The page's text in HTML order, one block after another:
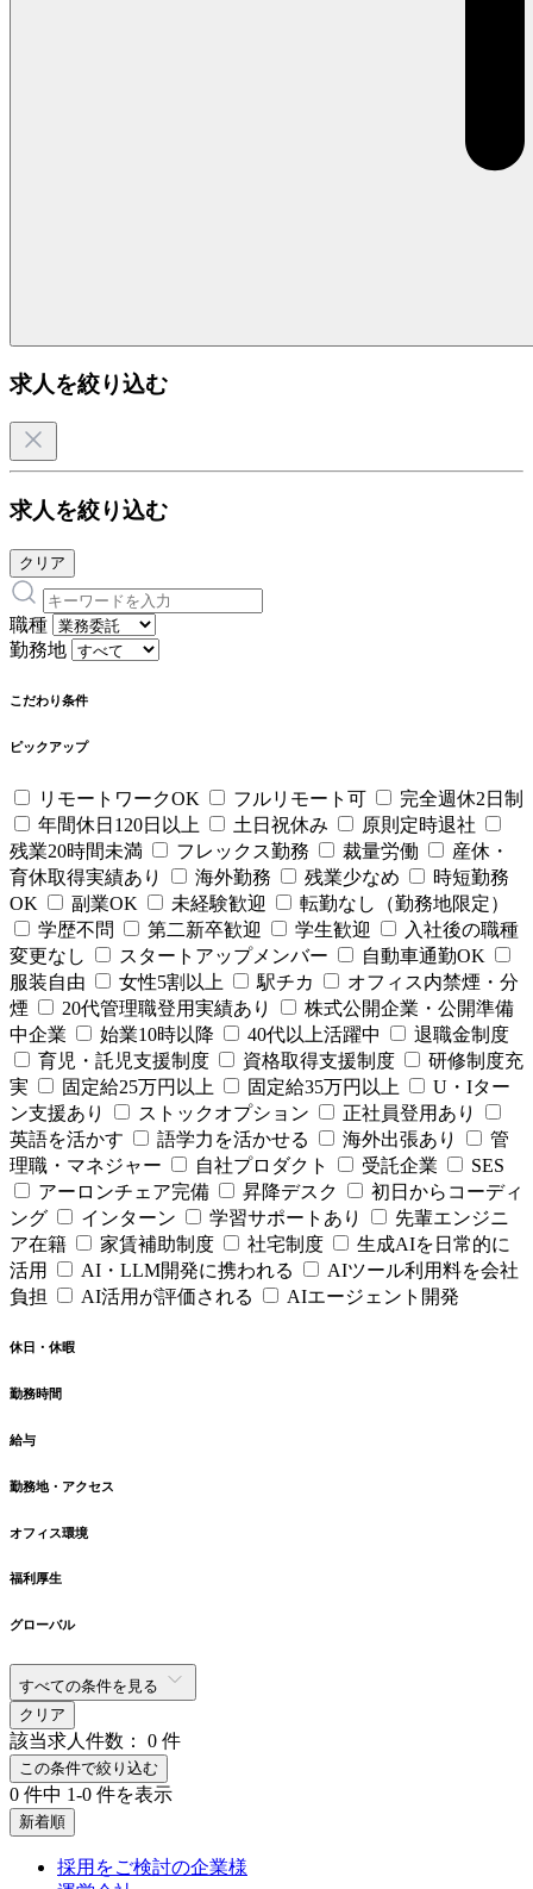
求人を絞り込む
求人を絞り込む
クリア
職種
勤務地
こだわり条件
ピックアップ
リモートワークOK フルリモート可
完全週休2日制
年間休日120日以上
土日祝休み
原則定時退社
残業20時間未満
フレックス勤務 裁量労働
産休・
育休取得実績あり
海外勤務 残業少なめ
時短勤務
OK
副業OK 未経験歓迎
転勤なし（勤務地限定）
学歴不問
第二新卒歓迎 学生歓迎
入社後の職種
変更なし
スタートアップメンバー
自動車通勤OK
服装自由
女性5割以上 駅チカ
オフィス内禁煙・分
煙
20代管理職登用実績あり
株式公開企業・公開準備
中企業
始業10時以降 40代以上活躍中
退職金制度
育児・託児支援制度
資格取得支援制度
研修制度充
実
固定給25万円以上 固定給35万円以上
U・Iター
ン支援あり
ストックオプション
正社員登用あり
英語を活かす
語学力を活かせる 海外出張あり
管
理職・マネジャー
自社プロダクト 受託企業
SES
アーロンチェア完備
昇降デスク
初日からコーディ
ング
インターン 学習サポートあり
先輩エンジニ
ア在籍
家賃補助制度 社宅制度
生成AIを日常的に
活用
AI・LLM開発に携われる
AIツール利用料を会社
負担
AI活用が評価される AIエージェント開発
休日・休暇
勤務時間
給与
勤務地・アクセス
オフィス環境
福利厚生
グローバル
すべての条件を見る
クリア
該当求人件数： 0 件
この条件で絞り込む
0 件中 1-0 件を表示
新着順
採用をご検討の企業様